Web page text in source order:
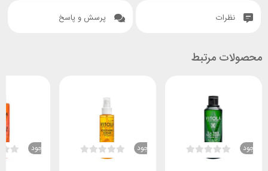
نظرات پرسش و پاسخ
محصولات مرتبط
ناموجود ناموجود ناموجود